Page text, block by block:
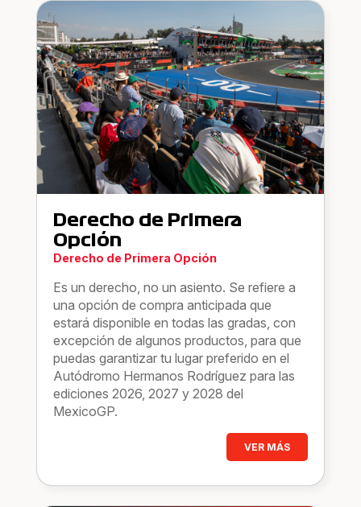
Derecho de Primera
Opción
Derecho de Primera Opción
Es un derecho, no un asiento. Se refiere a
una opción de compra anticipada que
estará disponible en todas las gradas, con
excepción de algunos productos, para que
puedas garantizar tu lugar preferido en el
Autódromo Hermanos Rodríguez para las
ediciones 2026, 2027 y 2028 del
MexicoGP.
VER MÁS